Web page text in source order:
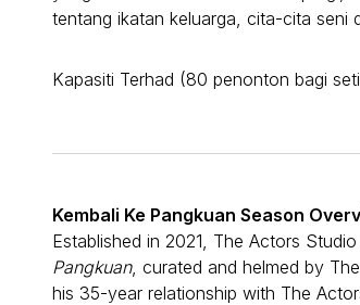
tentang ikatan keluarga, cita-cita seni
Kapasiti Terhad (80 penonton bagi
Kembali Ke Pangkuan Season
Established in 2021, The Actors
Pangkuan, curated and helmed by
his 35-year relationship with The